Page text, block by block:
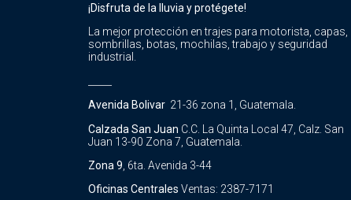
¡Disfruta de la lluvia y protégete!
La mejor protección en trajes para motorista, capas,
sombrillas, botas, mochilas, trabajo y seguridad
industrial.
Avenida Bolivar 21-36 zona 1, Guatemala.
Calzada San Juan C.C. La Quinta Local 47, Calz. San
Juan 13-90 Zona 7, Guatemala.
Zona 9 , 6ta. Avenida 3-44
Oficinas Centrales Ventas: 2387-7171